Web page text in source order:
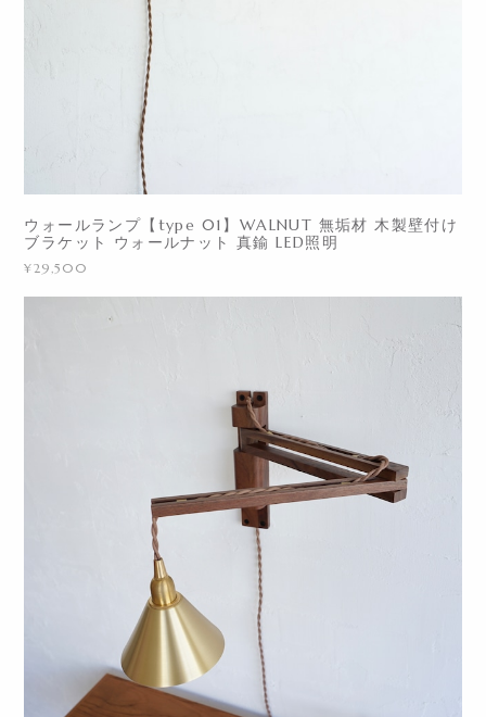
ウォールランプ【type 01】WALNUT 無垢材 木製壁付け
ブラケット ウォールナット 真鍮 LED照明
¥29,500